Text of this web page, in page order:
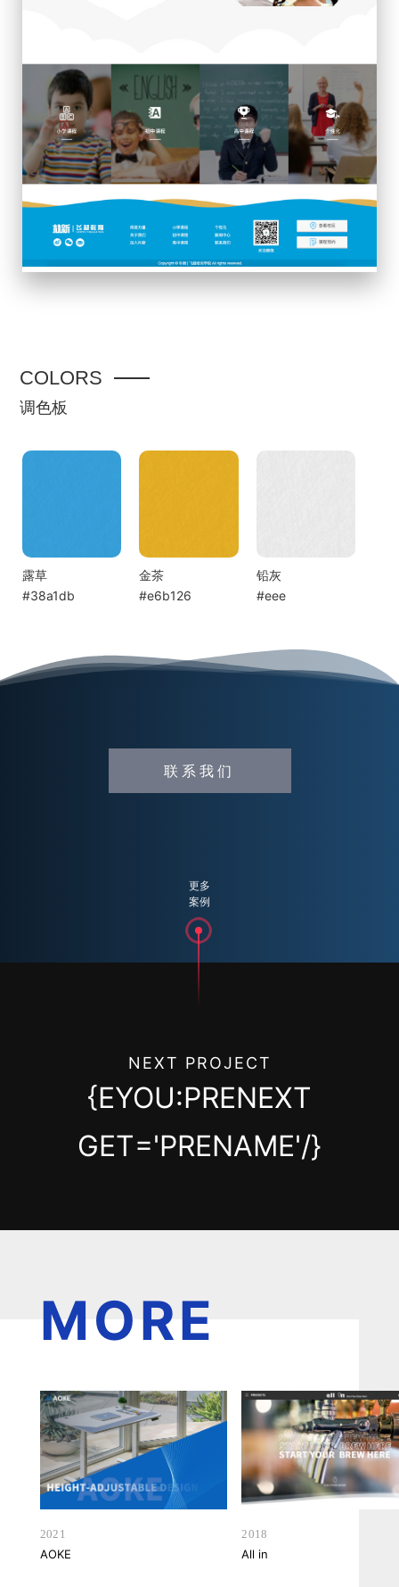
COLORS
调色板
露草
#38a1db
金茶
#e6b126
铅灰
#eee
联系我们
更多
案例
NEXT PROJECT
{EYOU:PRENEXT
GET='PRENAME'/}
MORE
2021
AOKE
2018
All in